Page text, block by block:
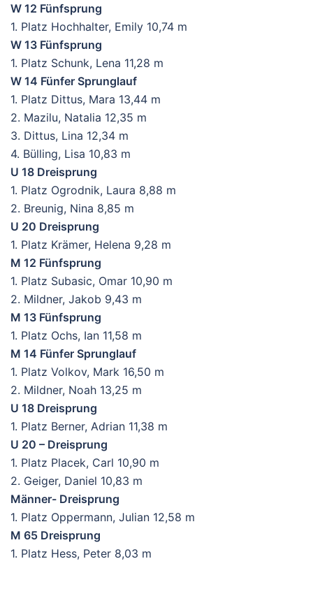
W 12 Fünfsprung
1. Platz Hochhalter, Emily 10,74 m
W 13 Fünfsprung
1. Platz Schunk, Lena 11,28 m
W 14 Fünfer Sprunglauf
1. Platz Dittus, Mara 13,44 m
2. Mazilu, Natalia 12,35 m
3. Dittus, Lina 12,34 m
4. Bülling, Lisa 10,83 m
U 18 Dreisprung
1. Platz Ogrodnik, Laura 8,88 m
2. Breunig, Nina 8,85 m
U 20 Dreisprung
1. Platz Krämer, Helena 9,28 m
M 12 Fünfsprung
1. Platz Subasic, Omar 10,90 m
2. Mildner, Jakob 9,43 m
M 13 Fünfsprung
1. Platz Ochs, Ian 11,58 m
M 14 Fünfer Sprunglauf
1. Platz Volkov, Mark 16,50 m
2. Mildner, Noah 13,25 m
U 18 Dreisprung
1. Platz Berner, Adrian 11,38 m
U 20 – Dreisprung
1. Platz Placek, Carl 10,90 m
2. Geiger, Daniel 10,83 m
Männer- Dreisprung
1. Platz Oppermann, Julian 12,58 m
M 65 Dreisprung
1. Platz Hess, Peter 8,03 m